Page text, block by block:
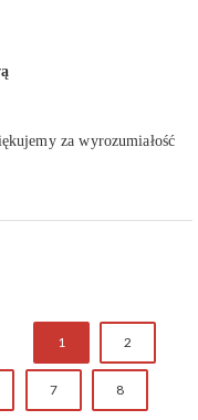
za wyrozumiałość
1 2
7 8